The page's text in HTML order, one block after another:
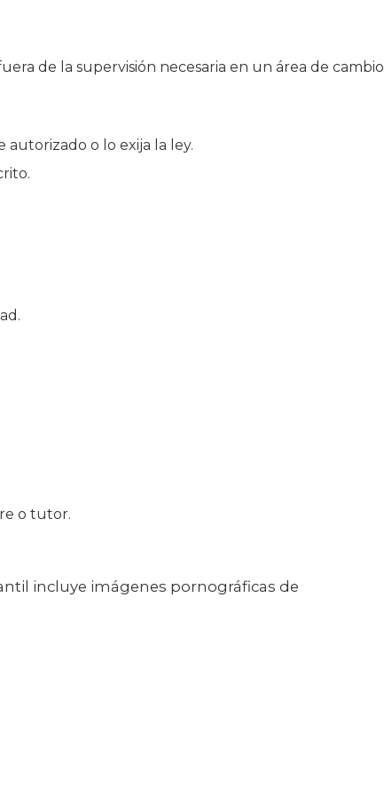
de la supervisión necesaria en un área de cambio
o lo exija la ley.
o tutor.
incluye imágenes pornográficas de